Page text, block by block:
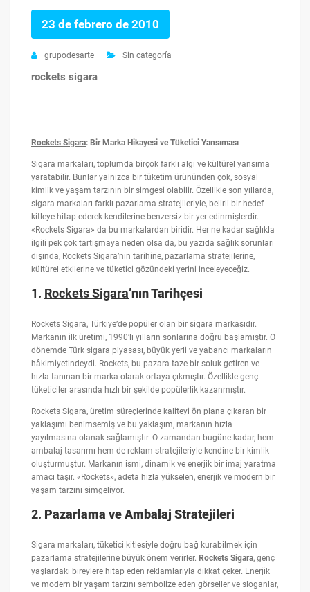
23 de febrero de 2010
grupodesarte Sin categoría
rockets sigara
Rockets Sigara: Bir Marka Hikayesi ve Tüketici Yansıması
Sigara markaları, toplumda birçok farklı algı ve kültürel yansıma
yaratabilir. Bunlar yalnızca bir tüketim ürününden çok, sosyal
kimlik ve yaşam tarzının bir simgesi olabilir. Özellikle son yıllarda,
sigara markaları farklı pazarlama stratejileriyle, belirli bir hedef
kitleye hitap ederek kendilerine benzersiz bir yer edinmişlerdir.
«Rockets Sigara» da bu markalardan biridir. Her ne kadar sağlıkla
ilgili pek çok tartışmaya neden olsa da, bu yazıda sağlık sorunları
dışında, Rockets Sigara’nın tarihine, pazarlama stratejilerine,
kültürel etkilerine ve tüketici gözündeki yerini inceleyeceğiz.
1. Rockets Sigara’nın Tarihçesi
Rockets Sigara, Türkiye’de popüler olan bir sigara markasıdır.
Markanın ilk üretimi, 1990’lı yılların sonlarına doğru başlamıştır. O
dönemde Türk sigara piyasası, büyük yerli ve yabancı markaların
hâkimiyetindeydi. Rockets, bu pazara taze bir soluk getiren ve
hızla tanınan bir marka olarak ortaya çıkmıştır. Özellikle genç
tüketiciler arasında hızlı bir şekilde popülerlik kazanmıştır.
Rockets Sigara, üretim süreçlerinde kaliteyi ön plana çıkaran bir
yaklaşımı benimsemiş ve bu yaklaşım, markanın hızla
yayılmasına olanak sağlamıştır. O zamandan bugüne kadar, hem
ambalaj tasarımı hem de reklam stratejileriyle kendine bir kimlik
oluşturmuştur. Markanın ismi, dinamik ve enerjik bir imaj yaratma
amacı taşır. «Rockets», adeta hızla yükselen, enerjik ve modern bir
yaşam tarzını simgeliyor.
2. Pazarlama ve Ambalaj Stratejileri
Sigara markaları, tüketici kitlesiyle doğru bağ kurabilmek için
pazarlama stratejilerine büyük önem verirler. Rockets Sigara, genç
yaşlardaki bireylere hitap eden reklamlarıyla dikkat çeker. Enerjik
ve modern bir yaşam tarzını sembolize eden görseller ve sloganlar,